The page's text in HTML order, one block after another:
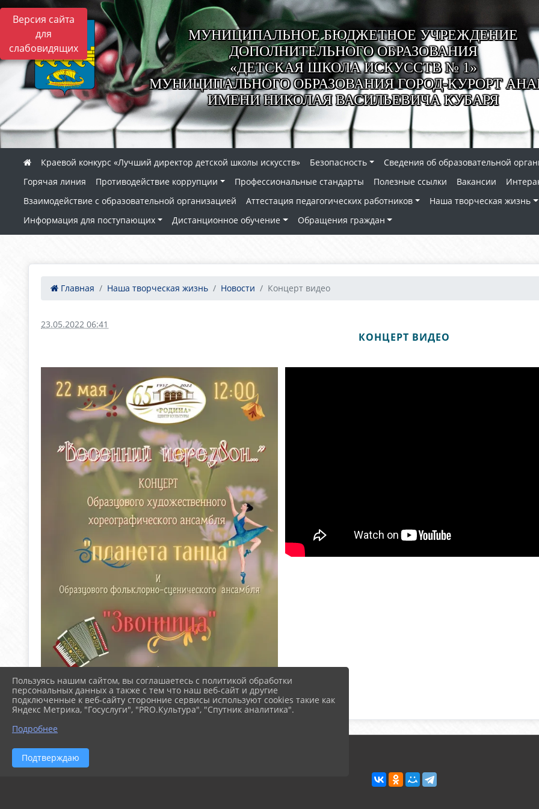
Версия сайта
для
слабовидящих
МУНИЦИПАЛЬНОЕ БЮДЖЕТНОЕ УЧРЕЖДЕНИЕ
ДОПОЛНИТЕЛЬНОГО ОБРАЗОВАНИЯ
«ДЕТСКАЯ ШКОЛА ИСКУССТВ № 1»
МУНИЦИПАЛЬНОГО ОБРАЗОВАНИЯ ГОРОД-КУРОРТ
ИМЕНИ НИКОЛАЯ ВАСИЛЬЕВИЧА КУБАРЯ
Краевой конкурс «Лучший директор детской школы искусств» Безопасность
Сведения об образовательной
Горячая линия
Противодействие коррупции Профессиональные стандарты Полезные ссылки Вакансии
Взаимодействие с образовательной организацией
Аттестация педагогических работников
Наша творческая жизнь
Информация для поступающих
Дистанционное обучение Обращения граждан
Главная Наша творческая жизнь Новости Концерт видео
23.05.2022 06:41
КОНЦЕРТ ВИДЕО
Пользуясь нашим сайтом, вы соглашаетесь с политикой обработки
персональных данных а также с тем что наш веб-сайт и другие
подключенные к веб-сайту сторонние сервисы используют cookies такие как
Яндекс Метрика, "Госуслуги", "PRO.Культура", "Спутник аналитика".
Подробнее
Подтверждаю